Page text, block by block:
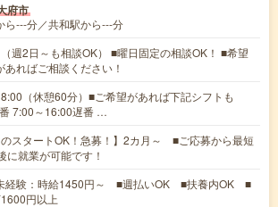
府市
ら---分／共和駅から---分
週2日～も相談OK） ■曜日固定の相談OK！ ■希望
あればご相談ください！
（休憩60分）■ご希望があれば下記シフトも
7:00～16:00遅番 …
のスタートOK！急募！】2カ月～ ■ご応募から最短
に就業が可能です！
経験：時給1450円～ ■週払いOK ■扶養内OK ■
円以上